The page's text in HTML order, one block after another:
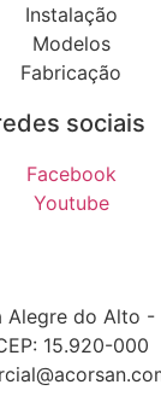
Instalação
Modelos
Fabricação
sociais
Facebook
Youtube
Alegre do Alto -
15.920-000